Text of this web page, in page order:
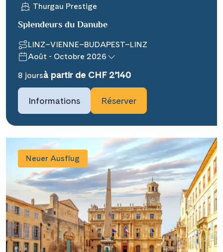
Telegram
Thurgau Prestige
Splendeurs du Danube
LINZ–VIENNE–BUDAPEST–LINZ
Août - Octobre 2026
8 joursà partir de CHF 2’140
Informations Réserver
Neuer Ausflug